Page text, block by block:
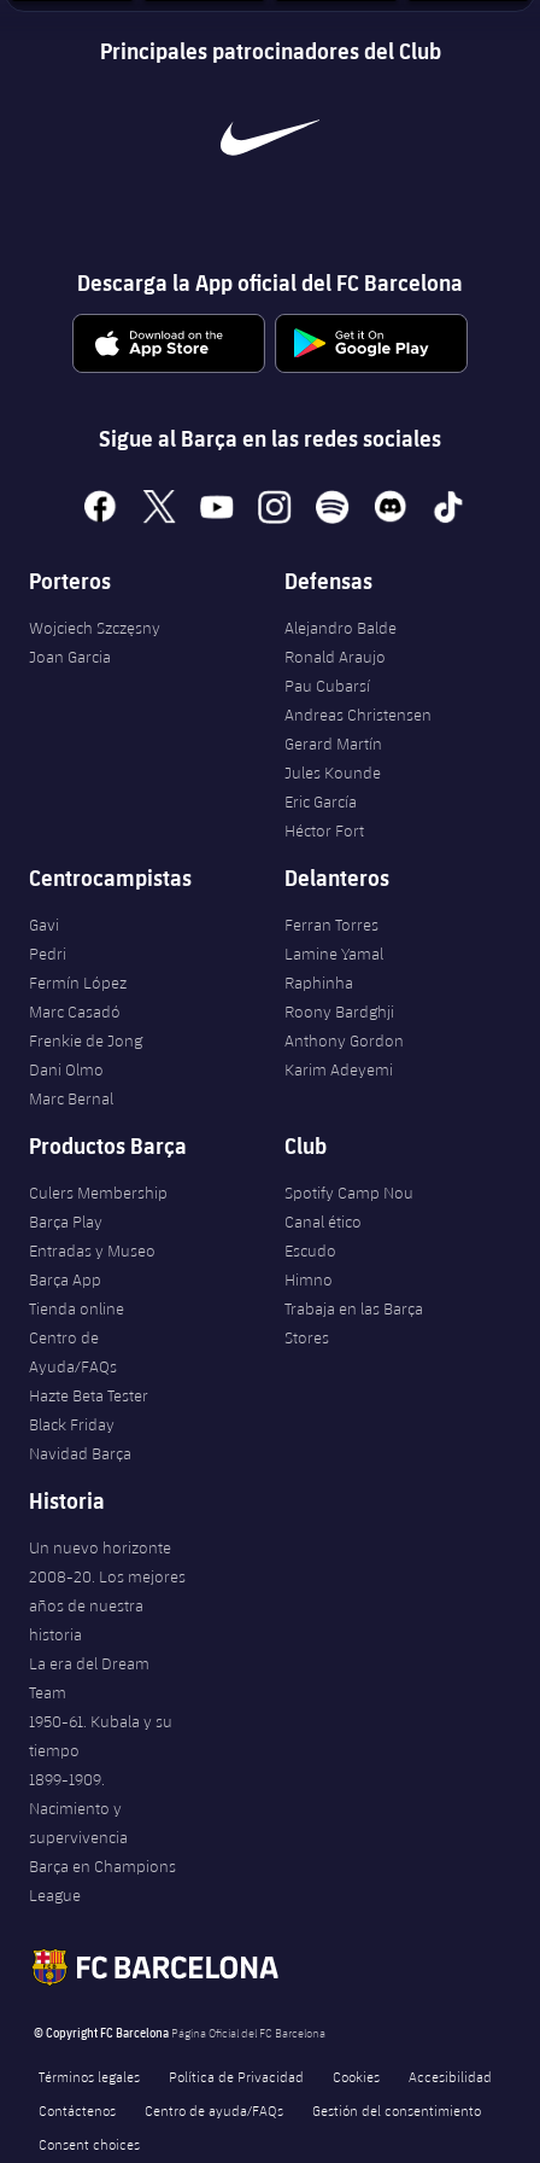
Principales patrocinadores del Club
Descarga la App oficial del FC Barcelona
Sigue al Barça en las redes sociales
facebook
x youtubeinstagramspotify discord tiktok
Porteros
Wojciech Szczęsny
Joan Garcia
Defensas
Alejandro Balde
Ronald Araujo
Pau Cubarsí
Andreas Christensen
Gerard Martín
Jules Kounde
Eric García
Héctor Fort
Centrocampistas
Gavi
Pedri
Fermín López
Marc Casadó
Frenkie de Jong
Dani Olmo
Marc Bernal
Delanteros
Ferran Torres
Lamine Yamal
Raphinha
Roony Bardghji
Anthony Gordon
Karim Adeyemi
Productos Barça
Culers Membership
Barça Play
Entradas y Museo
Barça App
Tienda online
Centro de
Ayuda/FAQs
Hazte Beta Tester
Black Friday
Navidad Barça
Club
Spotify Camp Nou
Canal ético
Escudo
Himno
Trabaja en las Barça
Stores
Historia
Un nuevo horizonte
2008-20. Los mejores
años de nuestra
historia
La era del Dream
Team
1950-61. Kubala y su
tiempo
1899-1909.
Nacimiento y
supervivencia
Barça en Champions
League
© Copyright FC Barcelona Página Oficial del FC Barcelona
Términos legales Política de Privacidad Cookies
Accesibilidad
Contáctenos
Centro de ayuda/FAQs
Gestión del consentimiento
Consent choices